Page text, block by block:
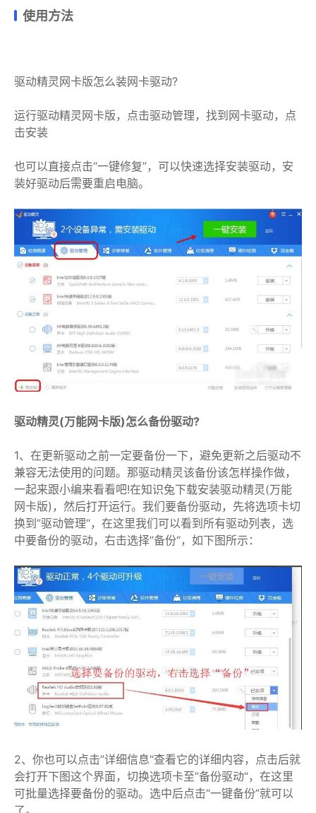
使用方法
驱动精灵网卡版怎么装网卡驱动?
运行驱动精灵网卡版，点击驱动管理，找到网卡驱动，点
击安装
也可以直接点击“一键修复”，可以快速选择安装驱动，安
装好驱动后需要重启电脑。
驱动精灵(万能网卡版)怎么备份驱动?
1、在更新驱动之前一定要备份一下，避免更新之后驱动不
兼容无法使用的问题。那驱动精灵该备份该怎样操作做，
一起来跟小编来看看吧!在知识兔下载安装驱动精灵(万能
网卡版)，然后打开运行。我们要备份驱动，先将选项卡切
换到”驱动管理“，在这里我们可以看到所有驱动列表，选
中要备份的驱动，右击选择”备份“，如下图所示：
2、你也可以点击”详细信息“查看它的详细内容，点击后就
会打开下图这个界面，切换选项卡至”备份驱动“，在这里
可批量选择要备份的驱动。选中后点击“一键备份”就可以